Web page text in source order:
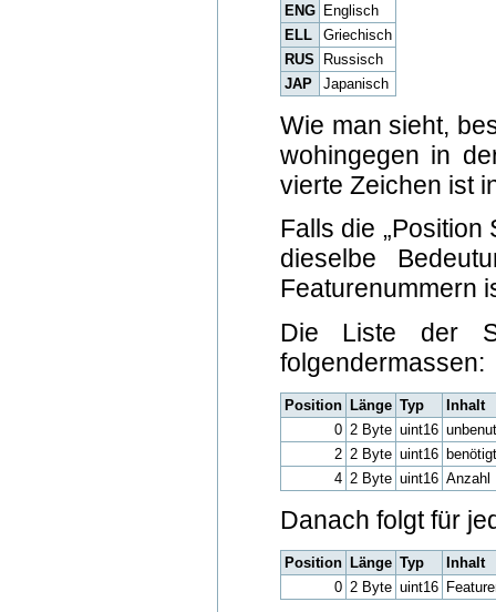
ENG
Englisch
ELL
Griechisch
RUS
Russisch
JAP
Japanisch
Wie man sieht,
wohingegen in
vierte Zeichen ist
Falls die
dieselbe
Featurenummern
Die Liste der
folgendermassen:
Position Länge Typ
Inhalt
0 2 Byte uint16
2 2 Byte uint16
4 2 Byte uint16 Anzahl
Danach folgt für
Position Länge Typ
Inhalt
0 2 Byte uint16